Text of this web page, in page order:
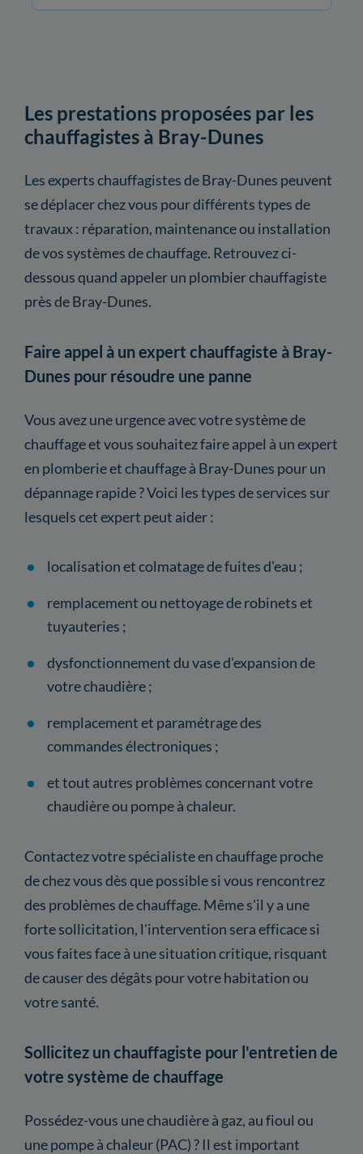
Les prestations proposées par les
chauffagistes à Bray-Dunes
Les experts chauffagistes de Bray-Dunes peuvent
se déplacer chez vous pour différents types de
travaux : réparation, maintenance ou installation
de vos systèmes de chauffage. Retrouvez ci-
dessous quand appeler un plombier chauffagiste
près de Bray-Dunes.
Faire appel à un expert chauffagiste à Bray-
Dunes pour résoudre une panne
Vous avez une urgence avec votre système de
chauffage et vous souhaitez faire appel à un expert
en plomberie et chauffage à Bray-Dunes pour un
dépannage rapide ? Voici les types de services sur
lesquels cet expert peut aider :
localisation et colmatage de fuites d'eau ;
remplacement ou nettoyage de robinets et
tuyauteries ;
dysfonctionnement du vase d'expansion de
votre chaudière ;
remplacement et paramétrage des
commandes électroniques ;
et tout autres problèmes concernant votre
chaudière ou pompe à chaleur.
Contactez votre spécialiste en chauffage proche
de chez vous dès que possible si vous rencontrez
des problèmes de chauffage. Même s'il y a une
forte sollicitation, l'intervention sera efficace si
vous faites face à une situation critique, risquant
de causer des dégâts pour votre habitation ou
votre santé.
Sollicitez un chauffagiste pour l'entretien de
votre système de chauffage
Possédez-vous une chaudière à gaz, au fioul ou
une pompe à chaleur (PAC) ? Il est important